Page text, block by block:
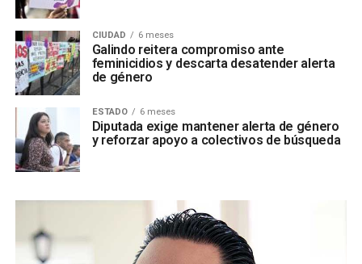
CIUDAD 6 meses
Galindo reitera compromiso ante
feminicidios y descarta desatender alerta
de género
ESTADO 6 meses
Diputada exige mantener alerta de género
y reforzar apoyo a colectivos de búsqueda